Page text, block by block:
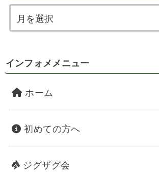
インフォメメニュー
ホーム
初めての方へ
ジグザグ会